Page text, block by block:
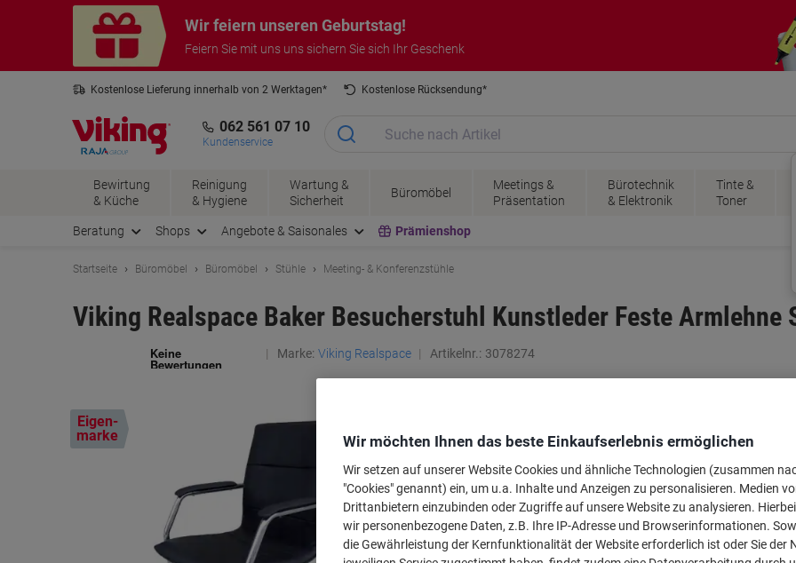
Wir feiern unseren Geburtstag!
Feiern Sie mit uns uns sichern Sie sich Ihr Geschenk
Kostenlose Lieferung innerhalb von 2 Werktagen*
Kostenlose Rücksendung*
062 561 07 10
Kundenservice
Bewirtung
& Küche
Reinigung
& Hygiene
Wartung &
Sicherheit
Büromöbel
Meetings &
Präsentation
Bürotechnik
& Elektronik
Tinte &
Toner
Beratung Shops Angebote & Saisonales Prämienshop
Startseite Büromöbel Büromöbel Stühle Meeting- & Konferenzstühle
Viking Realspace Baker Besucherstuhl Kunstleder Feste Armlehne
Marke: Viking Realspace Artikelnr.: 3078274
Eigen-
marke
Wir möchten Ihnen das beste Einkaufserlebnis ermöglichen
Wir setzen auf unserer Website Cookies und ähnliche Technologien (zusammen
"Cookies" genannt) ein, um u.a. Inhalte und Anzeigen zu personalisieren. Medien
Drittanbietern einzubinden oder Zugriffe auf unsere Website zu analysieren.
wir personenbezogene Daten, z.B. Ihre IP-Adresse und Browserinformationen.
die Gewährleistung der Kernfunktionalität der Website erforderlich ist oder Sie der